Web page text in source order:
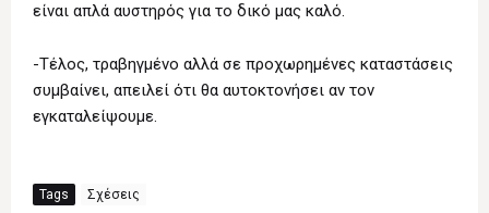
είναι απλά αυστηρός για το δικό μας καλό.
-Τέλος, τραβηγμένο αλλά σε προχωρημένες καταστάσεις
συμβαίνει, απειλεί ότι θα αυτοκτονήσει αν τον
εγκαταλείψουμε.
Tags Σχέσεις